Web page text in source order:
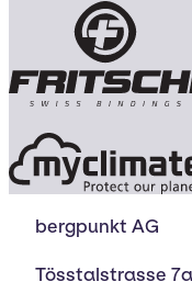
bergpunkt AG
Tösstalstrasse 7a